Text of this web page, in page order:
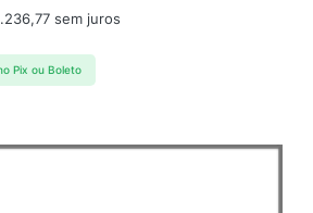
sem juros
Pix ou Boleto